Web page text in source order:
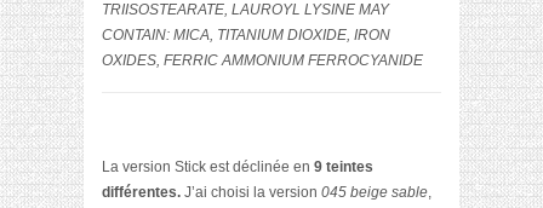
TRIISOSTEARATE, LAUROYL LYSINE MAY
CONTAIN: MICA, TITANIUM DIOXIDE, IRON
OXIDES, FERRIC AMMONIUM FERROCYANIDE
La version Stick est déclinée en 9 teintes
différentes. J’ai choisi la version 045 beige sable,